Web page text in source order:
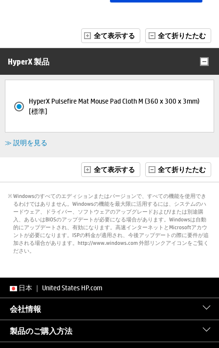
納期にお時間を頂く可能性がございます。
全て表示する 全て折りたたむ
HyperX 製品
HyperX Pulsefire Mat Mouse Pad Cloth M (360 x 300 x 3mm)
[標準]
≫ 説明を見る
全て表示する 全て折りたたむ
※ Windowsのすべてのエディションまたはバージョンで、すべての機能を使用でき
るわけではありません。Windowsの機能を最大限に活用するには、システムのハ
ードウェア、ドライバー、ソフトウェアのアップグレードおよび/または別途購
入、あるいはBIOSのアップデートが必要になる場合があります。Windowsは自動
的にアップデートされ、有効になります。高速インターネットとMicrosoftアカウ
ントが必要になります。ISPの料金が適用され、今後アップデートの際に要件が追
加される場合があります。http://www.windows.com 外部リンクアイコンをご覧く
ださい。
日本 ｜ United States HP.com
会社情報
製品のご購入方法